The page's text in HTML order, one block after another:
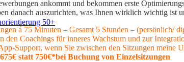
50+
ankommt und bekommen erste
danach auszurichten, was Ihnen wirklich wichtig ist
á 75 Minuten – Gesamt 5 Stunden – (persönlich/
den Coachings für inneres Wachstum und zur
Support, wenn Sie zwischen den Sitzungen meine
statt 750€*bei Buchung von Einzelsitzungen